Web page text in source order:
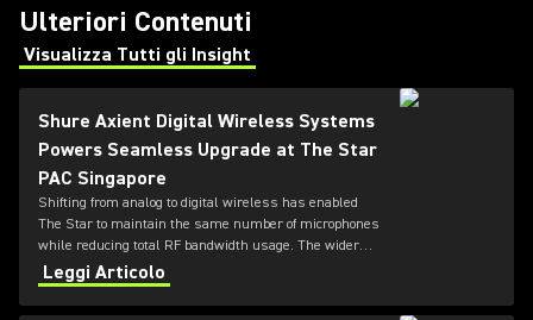
Ulteriori Contenuti
Visualizza Tutti gli Insight
(Opens in a new tab)
Shure Axient Digital Wireless Systems
Powers Seamless Upgrade at The Star
PAC Singapore
Shifting from analog to digital wireless has enabled
The Star to maintain the same number of microphones
while reducing total RF bandwidth usage. The wider
tuning range of the ADX series also allows more
microphones to be deployed simultaneously — offering
greater flexibility for future productions.
Leggi Articolo